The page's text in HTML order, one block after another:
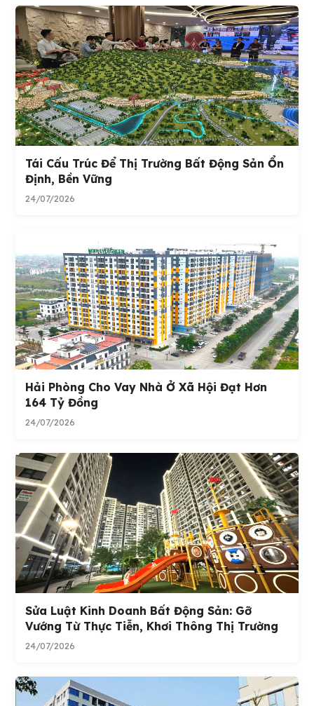
Tái Cấu Trúc Để Thị Trường Bất Động Sản Ổn
Định, Bền Vững
24/07/2026
Hải Phòng Cho Vay Nhà Ở Xã Hội Đạt Hơn
164 Tỷ Đồng
24/07/2026
Sửa Luật Kinh Doanh Bất Động Sản: Gỡ
Vướng Từ Thực Tiễn, Khơi Thông Thị Trường
24/07/2026